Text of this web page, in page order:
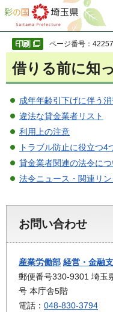
彩の国 埼玉県
ページ番号：42257
借りる前に知
成年年齢引下げに伴う
違法な貸金業者リスト
利用上の注意
トラブル防止に役立つ4
貸金業者関連の法令に
法令ニュース・関連リン
お問い合わせ
産業労働部 経営・金融
郵便番号330-9301 埼玉
号 本庁舎5階
電話： 048-830-3794